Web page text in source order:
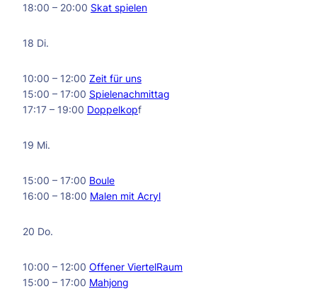
18:00 – 20:00 Skat spielen
18 Di.
10:00 – 12:00 Zeit für uns
15:00 – 17:00 Spielenachmittag
17:17 – 19:00 Doppelkopf
19 Mi.
15:00 – 17:00 Boule
16:00 – 18:00 Malen mit Acryl
20 Do.
10:00 – 12:00 Offener ViertelRaum
15:00 – 17:00 Mahjong